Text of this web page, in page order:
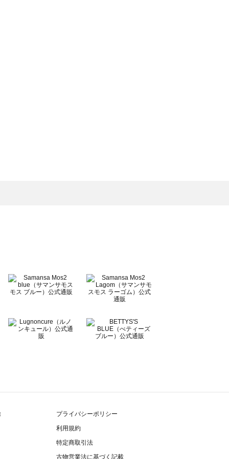
プライバシーポリシー
利用規約
特定商取引法
古物営業法に基づく記載